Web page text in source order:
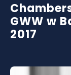
GWW w
2017